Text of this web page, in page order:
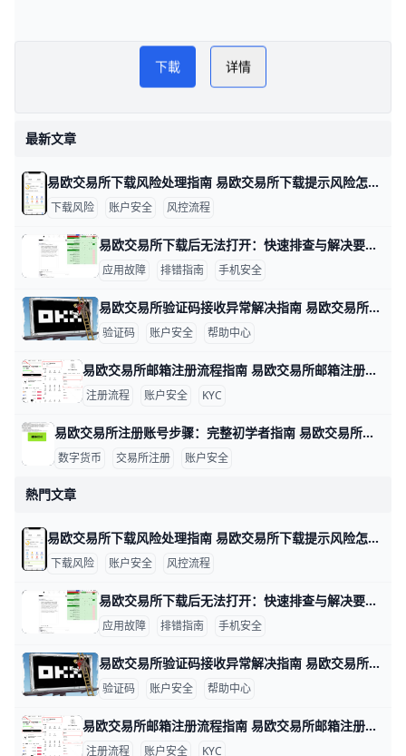
易欧交易所下载方法指南
NOW
下載 详情
最新文章
易欧交易所下载风险处理指南 易欧交易所下载提示风险怎么办 在下载安装易欧交易所应用时，遇到“下载提示风险/安装有风险”等提示，很多用户会担心账户安全。其实，这类提示多半是系统风控或设备安全设置触发的保护机制，只要按官方指引操作，通常可以恢复正常下载与使用。下面给出具体做法，包含数据与实例，便于你快速上手。
下载风险 账户安全 风控流程
易欧交易所下载后无法打开：快速排查与解决要点 易欧交易所下载后无法打开：数据驱动的排查与解决思路 在实际操作中，很多用户遇到无法打开应用的情况，往往与设备、网络和安装来源有关。下面按要点给出有数据和实例的排查方法，帮助你快速定位问题并解决。比如，若你在三星S21运行Android 12，首次安装时若出现“无法打开”的提示，通常与未知来源安装设置有关，需要先开启允许安装来自未知来源的选项。
应用故障 排错指南 手机安全
易欧交易所验证码接收异常解决指南 易欧交易所验证码收不到的情况很多，常见原因包括短信拦截、网络信号差、号码被封或黑名单、签名超时以及服务器端短信发送问题。举例来说，在香港地区、信号不稳时接收验证码的延迟可能达到1–2分钟，甚至需要重新发送多次才能收到；如果你的号码曾被运营商列入黑名单，短信可能直接被阻拦。为了快速定位问题，可以按以下步骤排查并解决。
验证码 账户安全 帮助中心
易欧交易所邮箱注册流程指南 易欧交易所邮箱注册流程 在数字货币投资的世界里，注册一个安全、便捷的账户是第一步。为了帮助你快速完成开户，下面用简单直观的步骤和实操示例来说明。 准备工作是关键。确保你使用的设备网络稳定，例如在家里用WiFi或手机数据网都可以；准备一个有效的邮箱、一个强密码（示例：P@ssw0rd!2026，实际请自己设定独特且复杂的密码），并确保手机可以接收验证码以便后续双重验证。若你在香港地区注册，遵循平台提示的地区选项，以确保身份验证顺利。
注册流程 账户安全 KYC
易欧交易所注册账号步骤：完整初学者指南 易欧交易所注册账号步骤 在数字资产投资的起步阶段，注册一个安全、合规的账户是第一步。以易欧交易所为例，下面以实例呈现完整流程，帮助新手快速上手。比如小张想买BTC，他需要先完成注册、绑定信息再进行实名认证，确保后续交易顺利。
数字货币 交易所注册 账户安全
熱門文章
易欧交易所下载风险处理指南 易欧交易所下载提示风险怎么办 在下载安装易欧交易所应用时，遇到“下载提示风险/安装有风险”等提示，很多用户会担心账户安全。其实，这类提示多半是系统风控或设备安全设置触发的保护机制，只要按官方指引操作，通常可以恢复正常下载与使用。下面给出具体做法，包含数据与实例，便于你快速上手。
下载风险 账户安全 风控流程
易欧交易所下载后无法打开：快速排查与解决要点 易欧交易所下载后无法打开：数据驱动的排查与解决思路 在实际操作中，很多用户遇到无法打开应用的情况，往往与设备、网络和安装来源有关。下面按要点给出有数据和实例的排查方法，帮助你快速定位问题并解决。比如，若你在三星S21运行Android 12，首次安装时若出现“无法打开”的提示，通常与未知来源安装设置有关，需要先开启允许安装来自未知来源的选项。
应用故障 排错指南 手机安全
易欧交易所验证码接收异常解决指南 易欧交易所验证码收不到的情况很多，常见原因包括短信拦截、网络信号差、号码被封或黑名单、签名超时以及服务器端短信发送问题。举例来说，在香港地区、信号不稳时接收验证码的延迟可能达到1–2分钟，甚至需要重新发送多次才能收到；如果你的号码曾被运营商列入黑名单，短信可能直接被阻拦。为了快速定位问题，可以按以下步骤排查并解决。
验证码 账户安全 帮助中心
易欧交易所邮箱注册流程指南 易欧交易所邮箱注册流程 在数字货币投资的世界里，注册一个安全、便捷的账户是第一步。为了帮助你快速完成开户，下面用简单直观的步骤和实操示例来说明。 准备工作是关键。确保你使用的设备网络稳定，例如在家里用WiFi或手机数据网都可以；准备一个有效的邮箱、一个强密码（示例：P@ssw0rd!2026，实际请自己设定独特且复杂的密码），并确保手机可以接收验证码以便后续双重验证。若你在香港地区注册，遵循平台提示的地区选项，以确保身份验证顺利。
注册流程 账户安全 KYC